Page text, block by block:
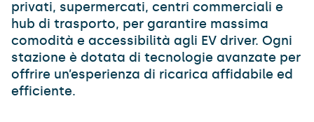
privati, supermercati, centri commerciali e
hub di trasporto, per garantire massima
comodità e accessibilità agli EV driver. Ogni
stazione è dotata di tecnologie avanzate per
offrire un’esperienza di ricarica affidabile ed
efficiente.